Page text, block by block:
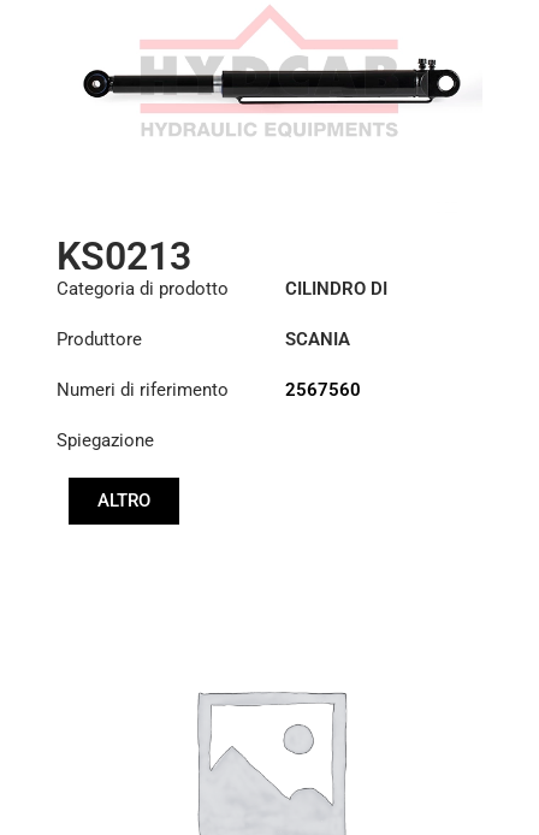
KS0213
Categoria di prodotto
CILINDRO DI
CABINA
Produttore SCANIA
Numeri di riferimento 2567560
Spiegazione
ALTRO